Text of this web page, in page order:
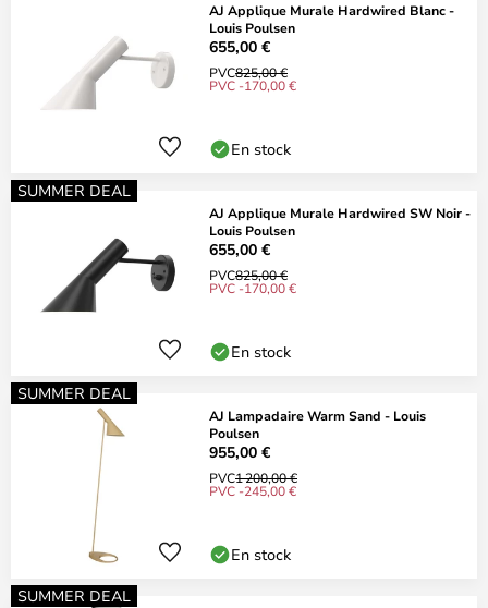
AJ Applique Murale Hardwired Blanc -
Louis Poulsen
655,00 €
PVC825,00 €
PVC -170,00 €
En stock
SUMMER DEAL
AJ Applique Murale Hardwired SW Noir -
Louis Poulsen
655,00 €
PVC825,00 €
PVC -170,00 €
En stock
SUMMER DEAL
AJ Lampadaire Warm Sand - Louis
Poulsen
955,00 €
PVC1 200,00 €
PVC -245,00 €
En stock
SUMMER DEAL